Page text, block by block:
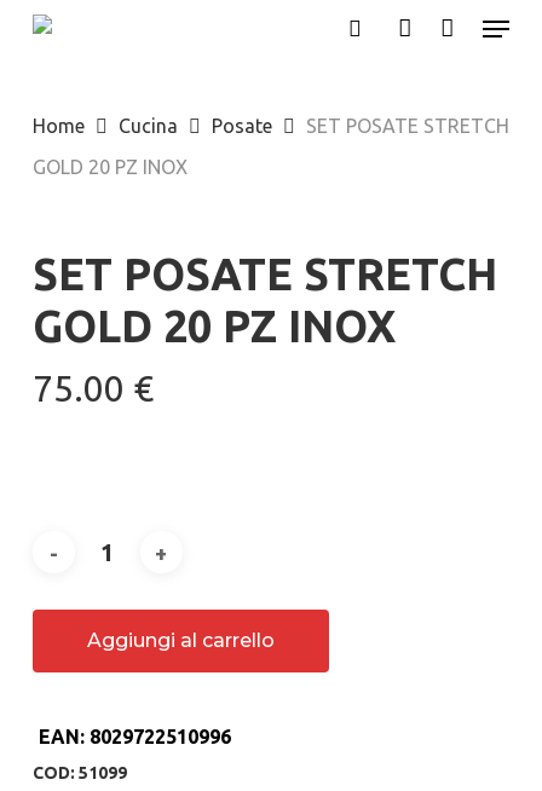
Skip
content
Menu
Home Cucina Posate
SET POSATE STRETCH
GOLD 20 PZ INOX
SET POSATE STRETCH
GOLD 20 PZ INOX
75.00 €
Aggiungi al carrello
EAN: 8029722510996
COD: 51099